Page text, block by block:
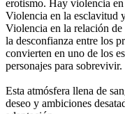
erotismo. Hay violencia
Violencia en la esclavitud
Violencia en la relación
la desconfianza entre los
convierten en uno de los
personajes para sobrevivir.
Esta atmósfera llena de
deseo y ambiciones